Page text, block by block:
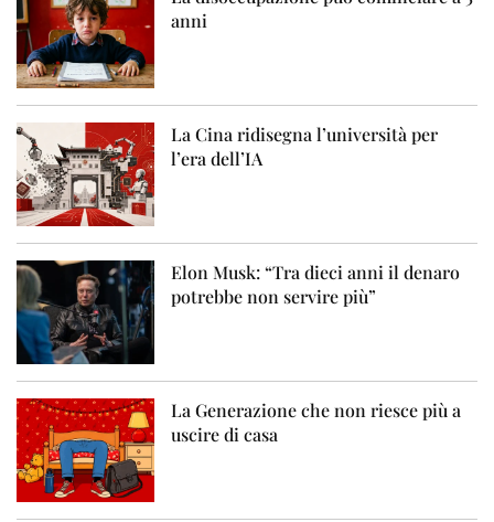
anni
La Cina ridisegna l’università per
l’era dell’IA
Elon Musk: “Tra dieci anni il denaro
potrebbe non servire più”
La Generazione che non riesce più a
uscire di casa